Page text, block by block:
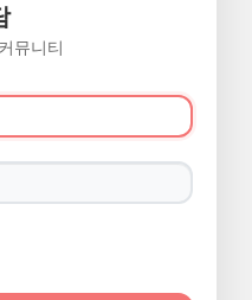
뮤니티